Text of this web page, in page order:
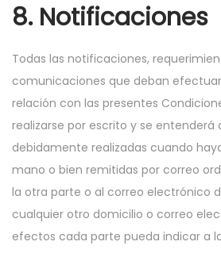
8. Notificaciones
Todas las notificaciones,
comunicaciones que deban
relación con las presentes
realizarse por escrito y se entenderá
debidamente realizadas cuando
mano o bien remitidas por correo
la otra parte o al correo electrónico
cualquier otro domicilio o correo
efectos cada parte pueda indicar a